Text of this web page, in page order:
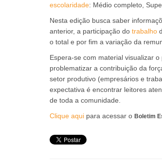
escolaridade: Médio completo,
Nesta edição busca saber
anterior, a participação do trabalho
o total e por fim a variação da
Espera-se com material visualizar
problematizar a contribuição da
setor produtivo (empresários e
expectativa é encontrar leitores
de toda a comunidade.
Clique aqui para acessar o Boletim